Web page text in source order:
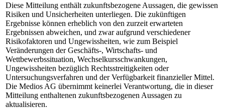
Diese Mitteilung enthält zukunftsbezogene Aussagen, die gewissen
Risiken und Unsicherheiten unterliegen. Die zukünftigen
Ergebnisse können erheblich von den zurzeit erwarteten
Ergebnissen abweichen, und zwar aufgrund verschiedener
Risikofaktoren und Ungewissheiten, wie zum Beispiel
Veränderungen der Geschäfts-, Wirtschafts- und
Wettbewerbssituation, Wechselkursschwankungen,
Ungewissheiten bezüglich Rechtsstreitigkeiten oder
Untersuchungsverfahren und der Verfügbarkeit finanzieller Mittel.
Die Medios AG übernimmt keinerlei Verantwortung, die in dieser
Mitteilung enthaltenen zukunftsbezogenen Aussagen zu
aktualisieren.